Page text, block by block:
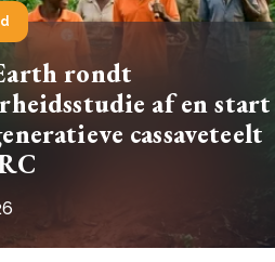
rondt
af en start
cassaveteelt